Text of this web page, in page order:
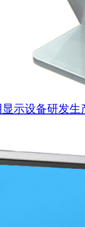
显示设备研发